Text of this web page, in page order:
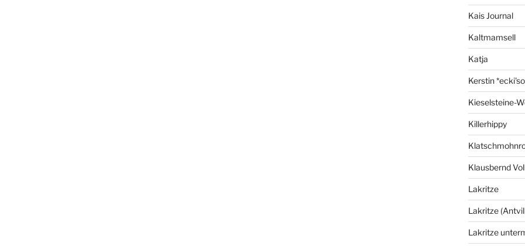
Kais Journal
Kaltmamsell
Katja
Kerstin
Kieselsteine-
Killerhippy
Klausbernd
Lakritze
Lakritze
Lakritze